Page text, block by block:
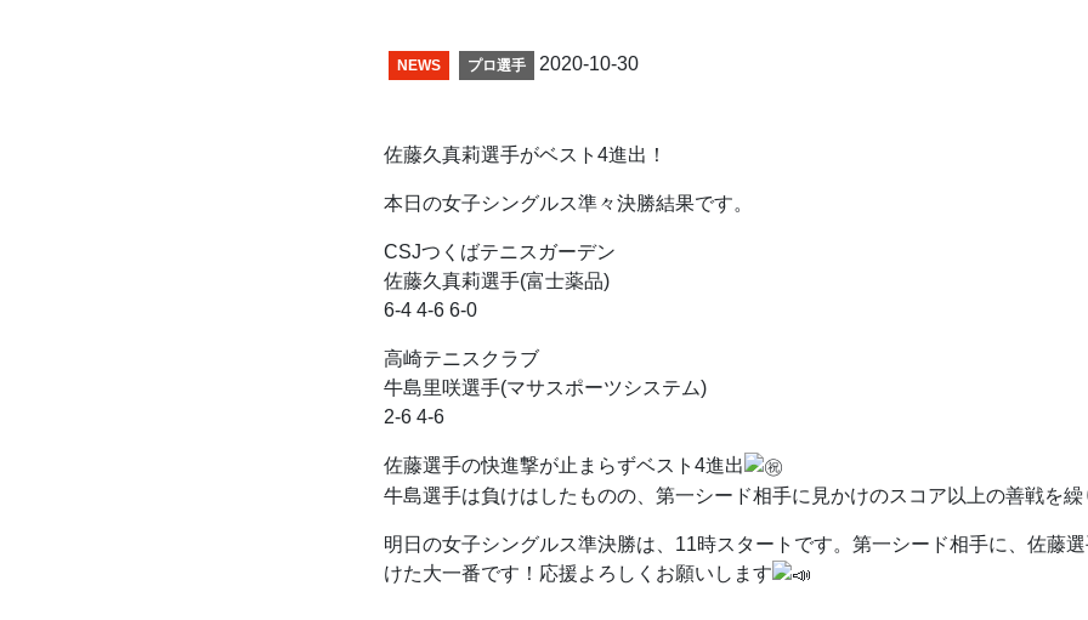
NEWS プロ選手 2020-10-30
佐藤久真莉選手がベスト4進出！
本日の女子シングルス準々決勝結果です。
CSJつくばテニスガーデン
佐藤久真莉選手(富士薬品)
6-4 4-6 6-0
高崎テニスクラブ
牛島里咲選手(マサスポーツシステム)
2-6 4-6
佐藤選手の快進撃が止まらずベスト4進出
牛島選手は負けはしたものの、第一シード相手に見かけのスコア以上の善戦を
明日の女子シングルス準決勝は、11時スタートです。第一シード相手に、佐藤
けた大一番です！応援よろしくお願いします